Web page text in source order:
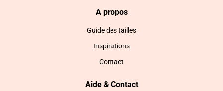
A propos
Guide des tailles
Inspirations
Contact
Aide & Contact